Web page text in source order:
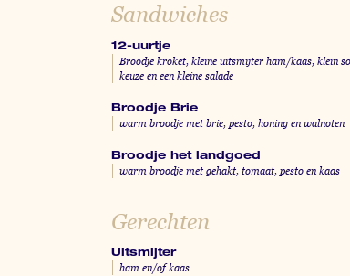
Sandwiches
12-uurtje
Broodje kroket, kleine uitsmijter ham/kaas, klein
keuze en een kleine salade
Broodje Brie
warm broodje met brie, pesto, honing en walnoten
Broodje het landgoed
warm broodje met gehakt, tomaat, pesto en kaas
Gerechten
Uitsmijter
ham en/of kaas